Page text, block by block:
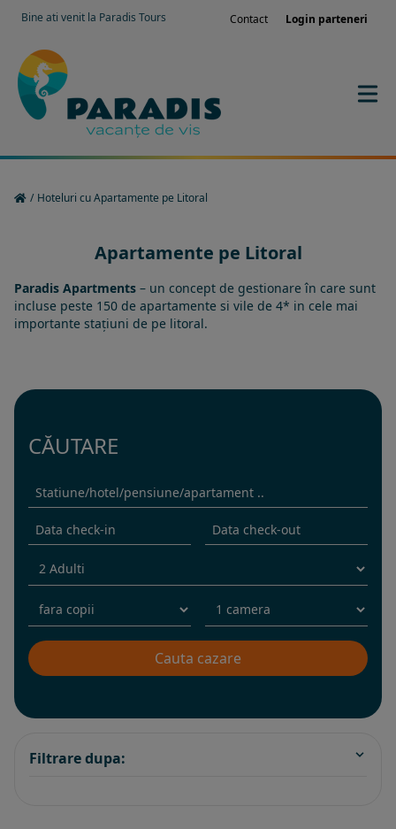
Bine ati venit la Paradis Tours Contact Login parteneri
/ Hoteluri cu Apartamente pe Litoral
Apartamente pe Litoral
Paradis Apartments – un concept de gestionare în care sunt
incluse peste 150 de apartamente si vile de 4* in cele mai
importante stațiuni de pe litoral.
CĂUTARE
Filtrare dupa: